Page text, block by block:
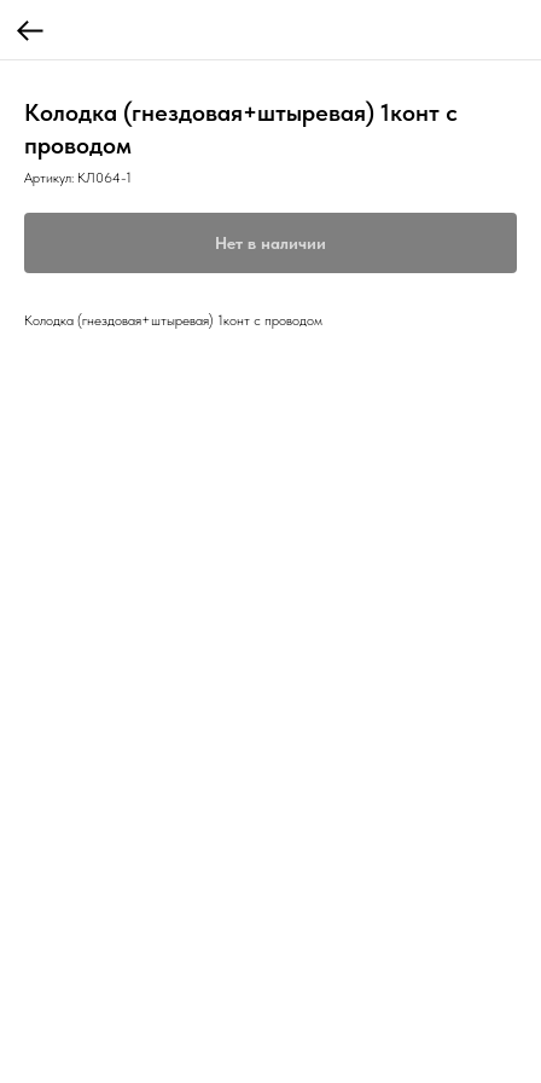
Колодка (гнездовая+штыревая) 1конт с
проводом
Артикул: КЛ064-1
Нет в наличии
Колодка (гнездовая+штыревая) 1конт с проводом